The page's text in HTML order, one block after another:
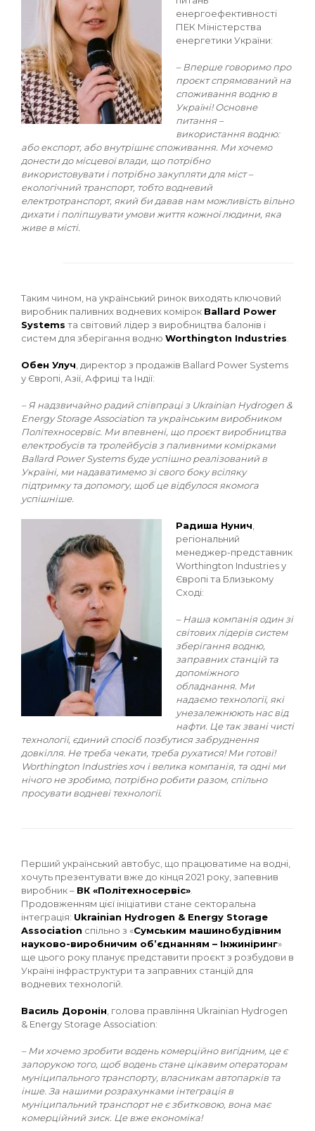
енергоефективності
ПЕК Міністерства
енергетики України:
– Вперше говоримо про
проєкт спрямований на
споживання водню в
Україні! Основне
питання –
використання водню:
або експорт, або внутрішнє споживання. Ми хочемо
донести до місцевої влади, що потрібно
використовувати і потрібно закупляти для міст –
екологічний транспорт, тобто водневий
електротранспорт, який би давав нам можливість вільно
дихати і поліпшувати умови життя кожної людини, яка
живе в місті.
Таким чином, на український ринок виходять ключовий
виробник паливних водневих комірок Ballard Power
Systems та світовий лідер з виробництва балонів і
систем для зберігання водню Worthington Industries
Обен Улуч , директор з продажів Ballard Power Systems
у Європі, Азії, Африці та Індії:
– Я надзвичайно радий співпраці з Ukrainian Hydrogen &
Energy Storage Association та українським виробником
Політехносервіс. Ми впевнені, що проєкт виробництва
електробусів та тролейбусів з паливними комірками
Ballard Power Systems буде успішно реалізований в
Україні, ми надаватимемо зі свого боку всіляку
підтримку та допомогу, щоб це відбулося якомога
успішніше.
Радиша Нунич
регіональний
менеджер-представник
Worthington Industries у
Європі та Близькому
Сході:
– Наша компанія один зі
світових лідерів систем
зберігання водню,
заправних станцій та
допоміжного
обладнання. Ми
надаємо технології, які
унезалежнюють нас від
нафти. Це так звані чисті
технології, єдиний спосіб позбутися забруднення
довкілля. Не треба чекати, треба рухатися! Ми готові!
Worthington Industries хоч і велика компанія, та одні ми
нічого не зробимо, потрібно робити разом, спільно
просувати водневі технології.
Перший український автобус, що працюватиме на водні,
хочуть презентувати вже до кінця 2021 року, запевнив
виробник – ВК «Політехносервіс»
Продовженням цієї ініціативи стане секторальна
інтеграція: Ukrainian Hydrogen & Energy Storage
Association спільно з «Сумським машинобудівним
науково-виробничим об’єднанням – Інжиніринг»
ще цього року планує представити проєкт з розбудови в
Україні інфраструктури та заправних станцій для
водневих технологій.
Василь Доронін , голова правління Ukrainian Hydrogen
& Energy Storage Association:
– Ми хочемо зробити водень комерційно вигідним, це є
запорукою того, щоб водень стане цікавим операторам
муніципального транспорту, власникам автопарків та
інше. За нашими розрахунками інтеграція в
муніципальний транспорт не є збитковою, вона має
комерційний зиск. Це вже економіка!